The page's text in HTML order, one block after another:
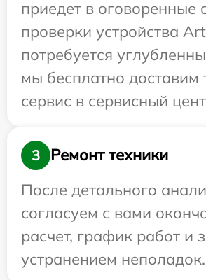
приедет в оговоренные
проверки устройства
потребуется
мы бесплатно доставим
сервис в сервисный
3
Ремонт техники
После детального
согласуем с вами
расчет, график работ и
устранением неполадок.